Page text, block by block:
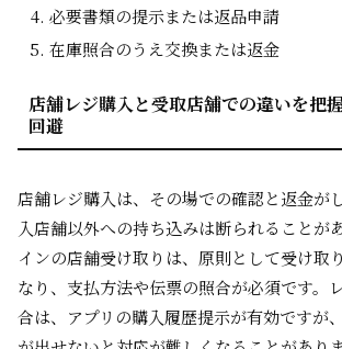
必要書類の提示または返品申請
在庫照合のうえ交換または返金
店舗レジ購入と受取店舗での違いを把
回避
店舗レジ購入は、その場での確認と返金が
入店舗以外への持ち込みは断られることが
インの店舗受け取りは、原則として受け取
なり、支払方法や伝票の照合が必須です。
合は、アプリの購入履歴提示が有効ですが